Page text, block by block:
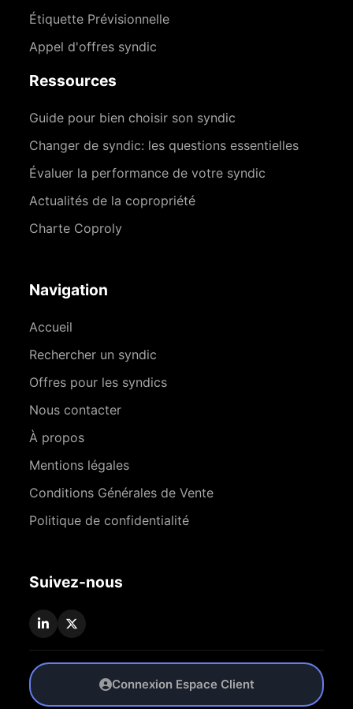
Étiquette Prévisionnelle
Appel d'offres syndic
Ressources
Guide pour bien choisir son syndic
Changer de syndic: les questions essentielles
Évaluer la performance de votre syndic
Actualités de la copropriété
Charte Coproly
Navigation
Accueil
Rechercher un syndic
Offres pour les syndics
Nous contacter
À propos
Mentions légales
Conditions Générales de Vente
Politique de confidentialité
Suivez-nous
Connexion Espace Client